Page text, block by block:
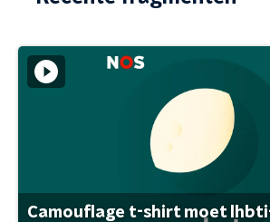
Camouflage t-shirt moet